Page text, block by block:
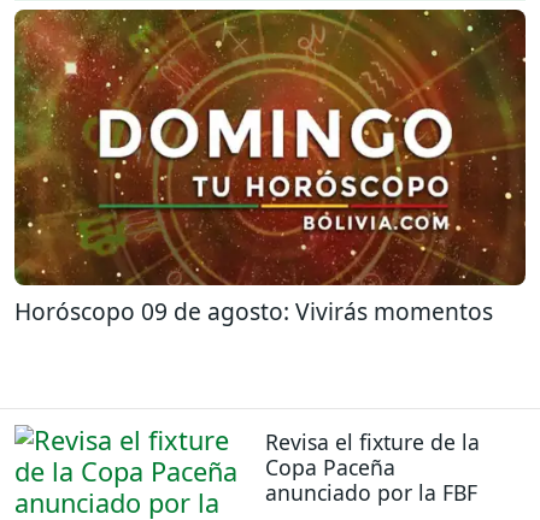
Horóscopo 09 de agosto: Vivirás momentos
Revisa el fixture de la
Copa Paceña
anunciado por la FBF